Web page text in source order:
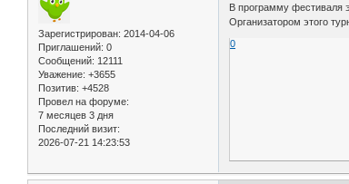
Зарегистрирован: 2014-04-06
Приглашений: 0
Сообщений: 12111
Уважение: +3655
Позитив: +4528
Провел на форуме:
7 месяцев 3 дня
Последний визит:
2026-07-21 14:23:53
В программу фестиваля
Организатором этого
0